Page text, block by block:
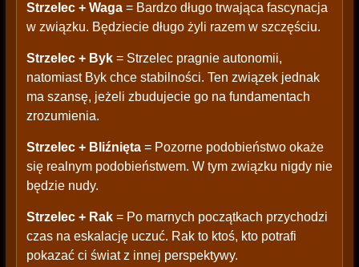
Strzelec + Waga= Bardzo długo trwająca fascynacja
w związku. Będziecie długo żyli razem w szczęściu.
Strzelec + Byk= Strzelec pragnie autonomii,
natomiast Byk chce stabilności. Ten związek jednak
ma szansę, jeżeli zbudujecie go na fundamentach
zrozumienia.
Strzelec + Bliźnięta= Pozorne podobieństwo okaże
się realnym podobieństwem. W tym związku nigdy nie
będzie nudy.
Strzelec + Rak= Po marnych początkach przychodzi
czas na eskalację uczuć. Rak to ktoś, kto potrafi
pokazać ci świat z innej perspektywy.